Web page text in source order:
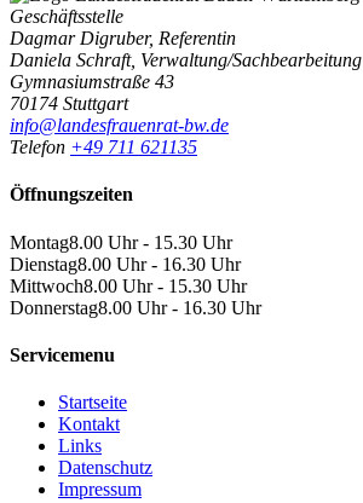
Geschäftsstelle
Dagmar Digruber, Referentin
Daniela Schraft, Verwaltung/Sachbearbeitung
Gymnasiumstraße 43
70174 Stuttgart
info@landesfrauenrat-bw.de
Telefon +49 711 621135
Öffnungszeiten
Montag8.00 Uhr - 15.30 Uhr
Dienstag8.00 Uhr - 16.30 Uhr
Mittwoch8.00 Uhr - 15.30 Uhr
Donnerstag8.00 Uhr - 16.30 Uhr
Servicemenu
Startseite
Kontakt
Links
Datenschutz
Impressum